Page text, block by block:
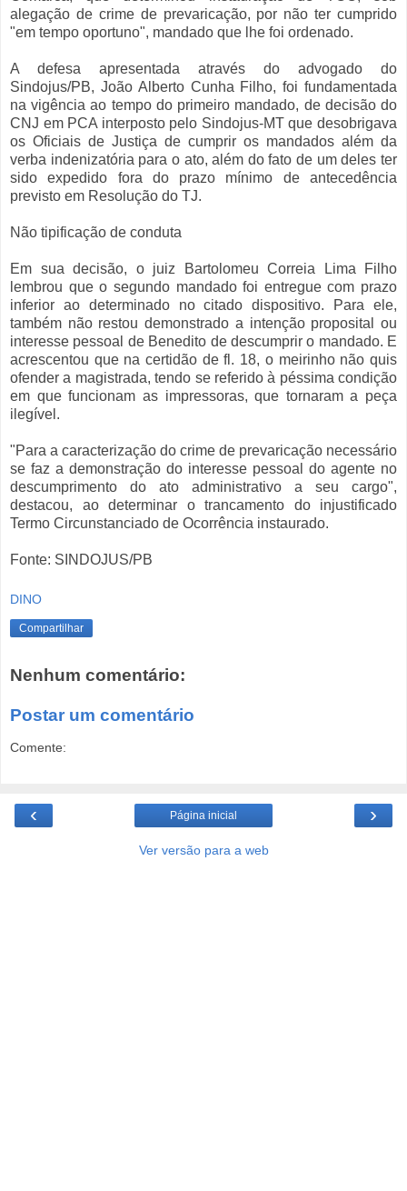
alegação de crime de prevaricação, por não ter cumprido
"em tempo oportuno", mandado que lhe foi ordenado.
A defesa apresentada através do advogado do
Sindojus/PB, João Alberto Cunha Filho, foi fundamentada
na vigência ao tempo do primeiro mandado, de decisão do
CNJ em PCA interposto pelo Sindojus-MT que desobrigava
os Oficiais de Justiça de cumprir os mandados além da
verba indenizatória para o ato, além do fato de um deles ter
sido expedido fora do prazo mínimo de antecedência
previsto em Resolução do TJ.
Não tipificação de conduta
Em sua decisão, o juiz Bartolomeu Correia Lima Filho
lembrou que o segundo mandado foi entregue com prazo
inferior ao determinado no citado dispositivo. Para ele,
também não restou demonstrado a intenção proposital ou
interesse pessoal de Benedito de descumprir o mandado. E
acrescentou que na certidão de fl. 18, o meirinho não quis
ofender a magistrada, tendo se referido à péssima condição
em que funcionam as impressoras, que tornaram a peça
ilegível.
"Para a caracterização do crime de prevaricação necessário
se faz a demonstração do interesse pessoal do agente no
descumprimento do ato administrativo a seu cargo",
destacou, ao determinar o trancamento do injustificado
Termo Circunstanciado de Ocorrência instaurado.
Fonte: SINDOJUS/PB
DINO
Compartilhar
Nenhum comentário:
Postar um comentário
Comente:
‹ ›
Página inicial
Ver versão para a web